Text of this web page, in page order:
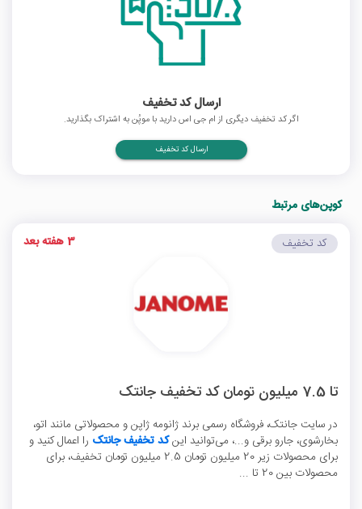
ارسال کد تخفیف
اگر کد تخفیف دیگری از ام جی اس دارید با موپُن به اشتراک بگذارید.
ارسال کد تخفیف
کوپن‌های مرتبط
تا 7.5 میلیون تومان کد تخفیف جانتک
در سایت جانتک، فروشگاه رسمی برند ژانومه ژاپن و محصولاتی مانند اتو،
بخارشوی، جارو برقی و...، می‌توانید اینکد تخفیف جانتک را اعمال کنید و
برای محصولات زیر 20 میلیون تومان 2.5 میلیون تومان تخفیف، برای
محصولات بین 20 تا ...
کد تخفیف 3 هفته بعد